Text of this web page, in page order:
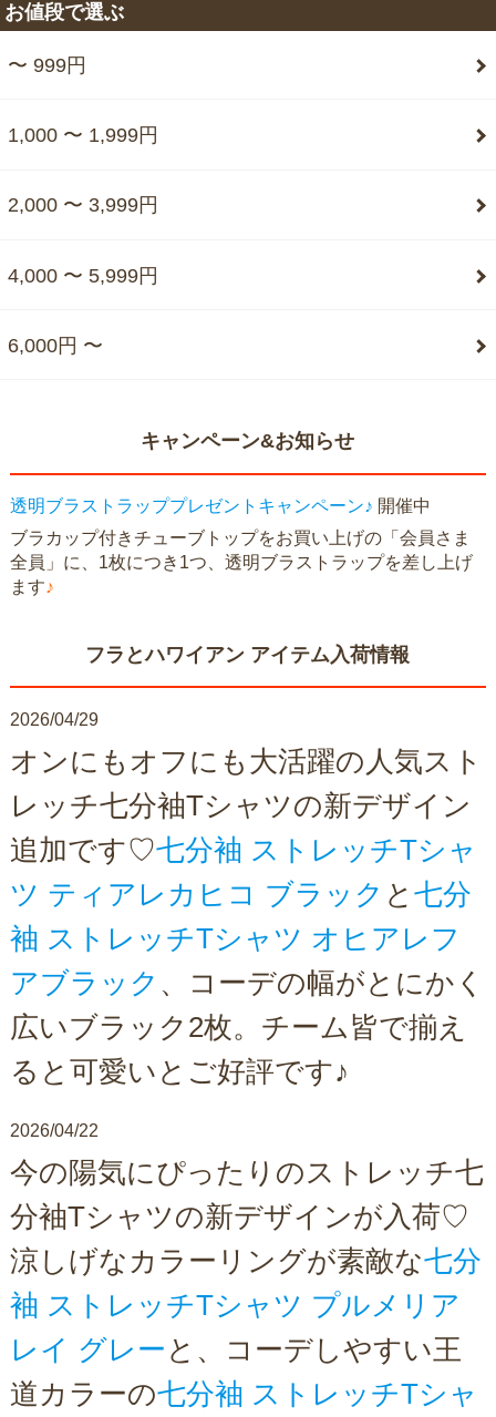
お値段で選ぶ
〜 999円
1,000 〜 1,999円
2,000 〜 3,999円
4,000 〜 5,999円
6,000円 〜
キャンペーン&お知らせ
透明ブラストラッププレゼントキャンペーン♪ 開催中
ブラカップ付きチューブトップをお買い上げの「会員さま
全員」に、1枚につき1つ、透明ブラストラップを差し上げ
ます♪
フラとハワイアン アイテム入荷情報
2026/04/29
オンにもオフにも大活躍の人気スト
レッチ七分袖Tシャツの新デザイン
追加です♡七分袖 ストレッチTシャ
ツ ティアレカヒコ ブラック と 七分
袖 ストレッチTシャツ オヒアレフ
アブラック 、コーデの幅がとにかく
広いブラック2枚。チーム皆で揃え
ると可愛いとご好評です♪
2026/04/22
今の陽気にぴったりのストレッチ七
分袖Tシャツの新デザインが入荷♡
涼しげなカラーリングが素敵な七分
袖 ストレッチTシャツ プルメリア
レイ グレー と、コーデしやすい王
道カラーの七分袖 ストレッチTシャ